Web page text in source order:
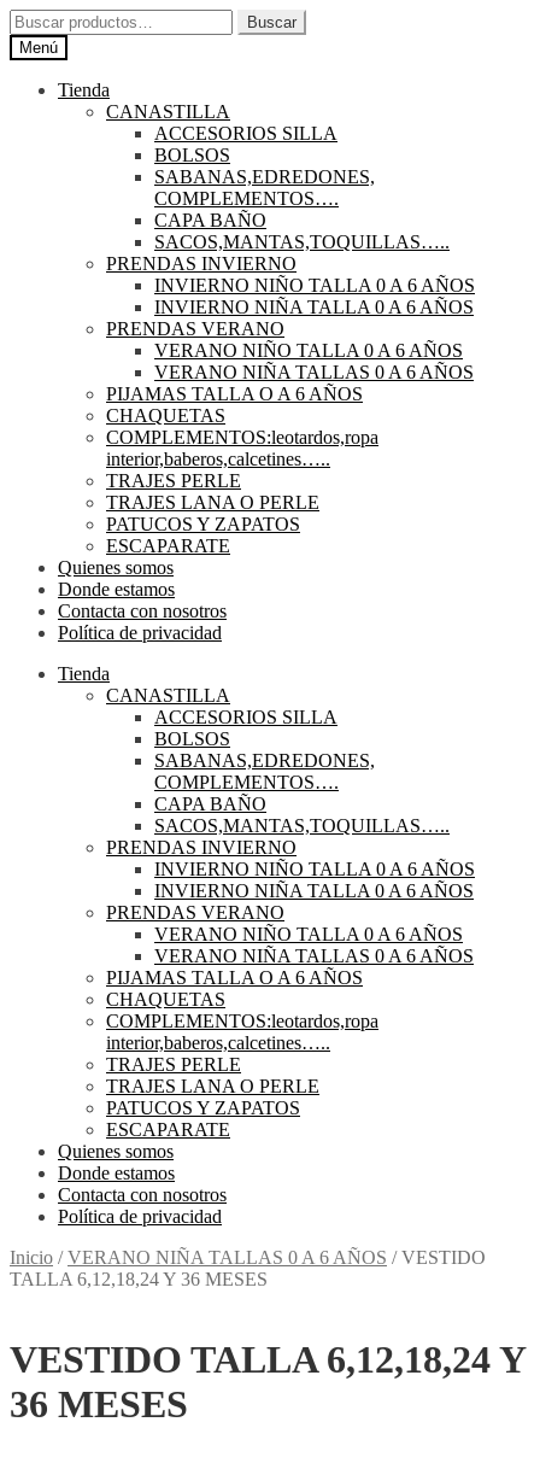
Ir
a
la
navegación
Ir
al
contenido
Buscar
por:
Buscar
Menú
Tienda
CANASTILLA
ACCESORIOS SILLA
BOLSOS
SABANAS,EDREDONES,
COMPLEMENTOS….
CAPA BAÑO
SACOS,MANTAS,TOQUILLAS…..
PRENDAS INVIERNO
INVIERNO NIÑO TALLA 0 A 6 AÑOS
INVIERNO NIÑA TALLA 0 A 6 AÑOS
PRENDAS VERANO
VERANO NIÑO TALLA 0 A 6 AÑOS
VERANO NIÑA TALLAS 0 A 6 AÑOS
PIJAMAS TALLA O A 6 AÑOS
CHAQUETAS
COMPLEMENTOS:leotardos,ropa
interior,baberos,calcetines…..
TRAJES PERLE
TRAJES LANA O PERLE
PATUCOS Y ZAPATOS
ESCAPARATE
Quienes somos
Donde estamos
Contacta con nosotros
Política de privacidad
Tienda
CANASTILLA
ACCESORIOS SILLA
BOLSOS
SABANAS,EDREDONES,
COMPLEMENTOS….
CAPA BAÑO
SACOS,MANTAS,TOQUILLAS…..
PRENDAS INVIERNO
INVIERNO NIÑO TALLA 0 A 6 AÑOS
INVIERNO NIÑA TALLA 0 A 6 AÑOS
PRENDAS VERANO
VERANO NIÑO TALLA 0 A 6 AÑOS
VERANO NIÑA TALLAS 0 A 6 AÑOS
PIJAMAS TALLA O A 6 AÑOS
CHAQUETAS
COMPLEMENTOS:leotardos,ropa
interior,baberos,calcetines…..
TRAJES PERLE
TRAJES LANA O PERLE
PATUCOS Y ZAPATOS
ESCAPARATE
Quienes somos
Donde estamos
Contacta con nosotros
Política de privacidad
Inicio /VERANO NIÑA TALLAS 0 A 6 AÑOS /VESTIDO
TALLA 6,12,18,24 Y 36 MESES
VESTIDO TALLA 6,12,18,24 Y
36 MESES